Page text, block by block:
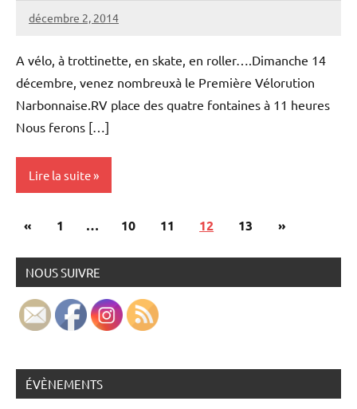
décembre 2, 2014
Vélocité
Aucun
A vélo, à trottinette, en skate, en roller….Dimanche 14
décembre, venez nombreuxà le Première Vélorution
Narbonnaise.RV place des quatre fontaines à 11 heures
Nous ferons […]
Lire la suite
Vélorutions
Pagination
publications
«Publications
1 … 10 11 12 13
Articles
»
NOUS SUIVRE
ÉVÈNEMENTS